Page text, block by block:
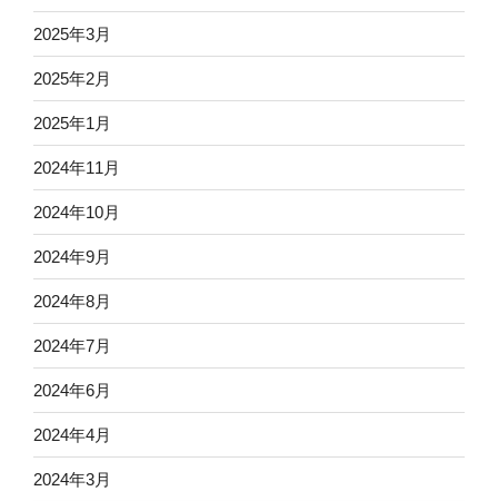
2025年3月
2025年2月
2025年1月
2024年11月
2024年10月
2024年9月
2024年8月
2024年7月
2024年6月
2024年4月
2024年3月